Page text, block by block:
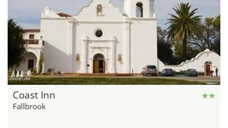
hotel.de
Coast Inn
Fallbrook